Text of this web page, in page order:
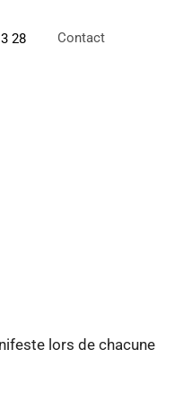
28 Contact
lors de chacune